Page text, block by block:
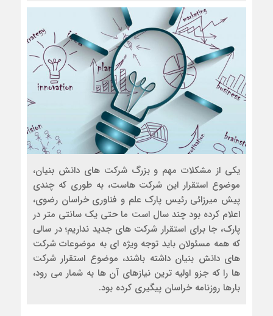
یکی از مشکلات مهم و بزرگ شرکت های دانش بنیان،
موضوع استقرار این شرکت هاست، به طوری که چندی
پیش میرزائی رئیس پارک علم و فناوری خراسان رضوی،
اعلام کرده بود چند سال است ما حتی یک سانتی متر در
پارک، جا برای استقرار شرکت های جدید نداریم؛ در سالی
که همه مسئولان باید توجه ویژه ای به موضوعات شرکت
های دانش بنیان داشته باشند، موضوع استقرار شرکت
ها را که جزو اولیه ترین نیازهای آن ها به شمار می رود،
بارها روزنامه خراسان پیگیری کرده بود.